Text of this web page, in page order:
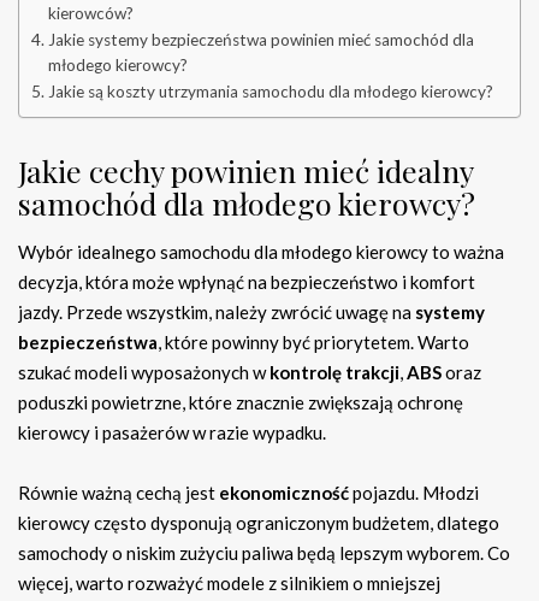
kierowców?
Jakie systemy bezpieczeństwa powinien mieć samochód dla
młodego kierowcy?
Jakie są koszty utrzymania samochodu dla młodego kierowcy?
Jakie cechy powinien mieć idealny
samochód dla młodego kierowcy?
Wybór idealnego samochodu dla młodego kierowcy to ważna
decyzja, która może wpłynąć na bezpieczeństwo i komfort
jazdy. Przede wszystkim, należy zwrócić uwagę na systemy
bezpieczeństwa, które powinny być priorytetem. Warto
szukać modeli wyposażonych wkontrolę trakcji,ABSoraz
poduszki powietrzne, które znacznie zwiększają ochronę
kierowcy i pasażerów w razie wypadku.
Równie ważną cechą jest ekonomicznośćpojazdu. Młodzi
kierowcy często dysponują ograniczonym budżetem, dlatego
samochody o niskim zużyciu paliwa będą lepszym wyborem. Co
więcej, warto rozważyć modele z silnikiem o mniejszej